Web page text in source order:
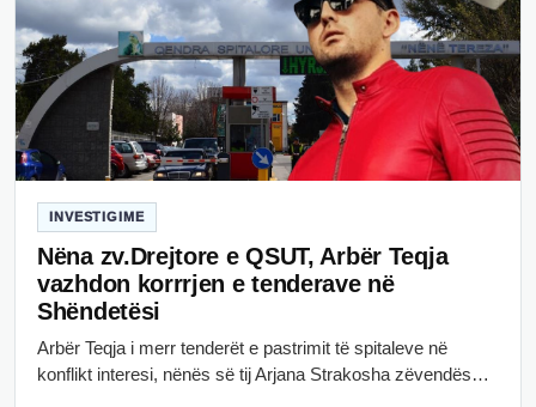
INVESTIGIME
Nëna zv.Drejtore e QSUT, Arbër Teqja
vazhdon korrrjen e tenderave në
Shëndetësi
Arbër Teqja i merr tenderët e pastrimit të spitaleve në
konflikt interesi, nënës së tij Arjana Strakosha zëvendës…